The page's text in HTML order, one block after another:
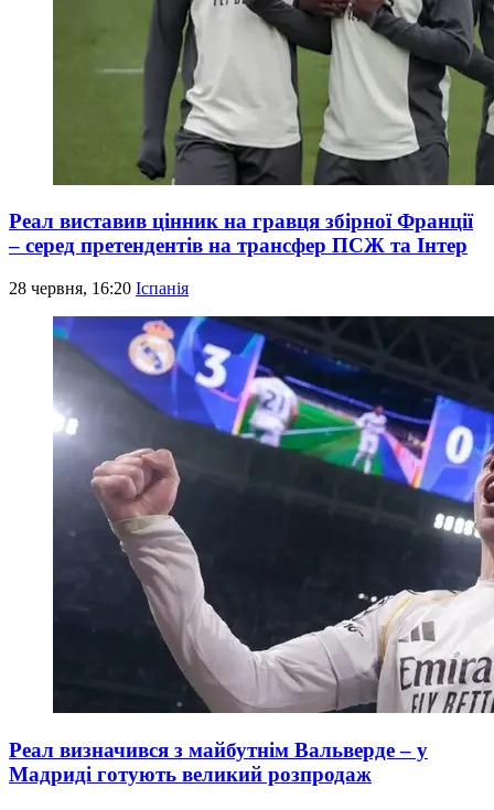
Реал виставив цінник на гравця збірної Франції
– серед претендентів на трансфер ПСЖ та Інтер
28 червня, 16:20 Іспанія
Реал визначився з майбутнім Вальверде – у
Мадриді готують великий розпродаж